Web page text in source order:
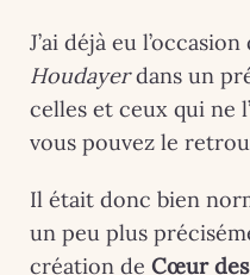
J’ai déjà eu
Houdayerdans un
celles et ceux qui ne
vous pouvez le
Il était donc bien
un peu plus
création de Cœur